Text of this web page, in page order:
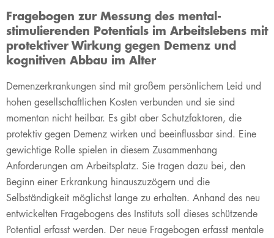
​Fragebogen zur Messung des mental-
stimulierenden Potentials im Arbeitslebens mit
protektiver Wirkung gegen Demenz und
kognitiven Abbau im Alter
Demenzerkrankungen sind mit großem persönlichem Leid und
hohen gesellschaftlichen Kosten verbunden und sie sind
momentan nicht heilbar. Es gibt aber Schutzfaktoren, die
protektiv gegen Demenz wirken und beeinflussbar sind. Eine
gewichtige Rolle spielen in diesem Zusammenhang
Anforderungen am Arbeitsplatz. Sie tragen dazu bei, den
Beginn einer Erkrankung hinauszuzögern und die
Selbständigkeit möglichst lange zu erhalten. Anhand des neu
entwickelten Fragebogens des Instituts soll dieses schützende
Potential erfasst werden. Der neue Fragebogen erfasst mentale